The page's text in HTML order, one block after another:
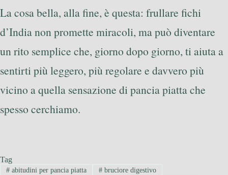
La cosa bella, alla fine, è questa: frullare fichi
d’India non promette miracoli, ma può diventare
un rito semplice che, giorno dopo giorno, ti aiuta a
sentirti più leggero, più regolare e davvero più
vicino a quella sensazione di pancia piatta che
spesso cerchiamo.
Tag
#abitudini per pancia piatta #bruciore digestivo